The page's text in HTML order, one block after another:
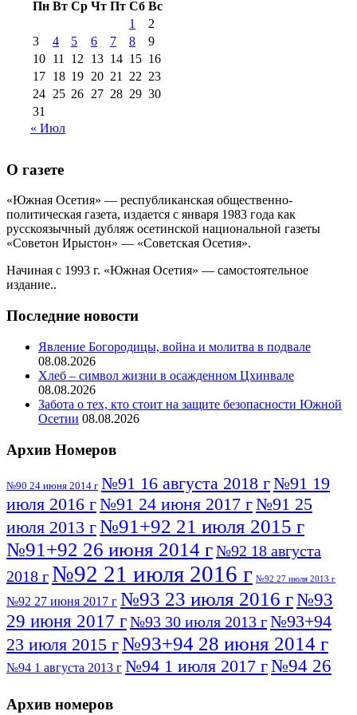
августа 2012 г(11)
августа 2013 г
(12)
Пн Вт Ср Чт Пт Сб Вс
1
2
3
4 5 6 7 8
9
10 11 12 13 14 15 16
17 18 19 20 21 22 23
24 25 26 27 28 29 30
31
« Июл
О газете
«Южная Осетия» — республиканская общественно-
политическая газета, издается с января 1983 года как
русскоязычный дубляж осетинской национальной газеты
«Советон Ирыстон» — «Советская Осетия».
Начиная с 1993 г. «Южная Осетия» — самостоятельное
издание..
Последние новости
Явление Богородицы, война и молитва в подвале
08.08.2026
Хлеб – символ жизни в осажденном Цхинвале
08.08.2026
Забота о тех, кто стоит на защите безопасности Южной
Осетии 08.08.2026
Архив Номеров
№90 24 июня 2014 г №91 16 августа 2018 г№91 19
июля 2016 г№91 24 июня 2017 г№91 25
июля 2013 г№91+92 21 июля 2015 г
№91+92 26 июня 2014 г№92 18 августа
2018 г№92 21 июля 2016 г №92 27 июля 2013 г
№92 27 июня 2017 г №93 23 июля 2016 г№93
29 июня 2017 г№93 30 июля 2013 г№93+94
23 июля 2015 г№93+94 28 июня 2014 г
№94 1 августа 2013 г №94 1 июля 2017 г№94 26
№95 7 августа 2012 г
Архив номеров